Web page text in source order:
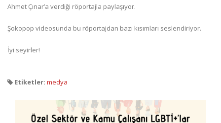
Ahmet Çınar’a verdiği röportajla paylaşıyor.
Şokopop videosunda bu röportajdan bazı kısımları seslendiriyor.
İyi seyirler!
Etiketler: medya